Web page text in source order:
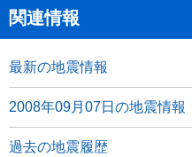
関連情報
最新の地震情報
2008年09月07日の地震情報
過去の地震履歴